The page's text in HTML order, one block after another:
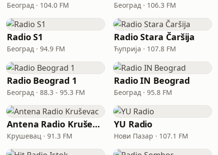
Београд · 104.0 FM Београд · 106.3 FM
Radio S1
Београд · 94.9 FM
Radio Stara Čaršija
Ћуприја · 107.8 FM
Radio Beograd 1
Београд · 88.3 - 95.3 FM
Radio IN Beograd
Београд · 95.8 FM
Antena Radio Kruševac
Крушевац · 91.3 FM
YU Radio
Нови Пазар · 107.1 FM